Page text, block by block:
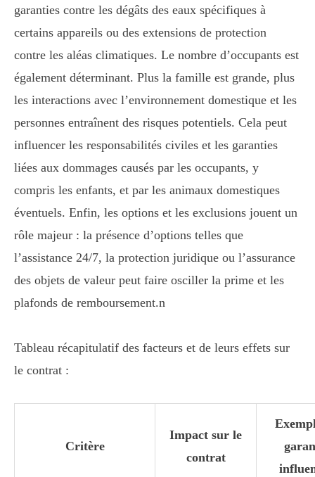
garanties contre les dégâts des eaux spécifiques à
certains appareils ou des extensions de protection
contre les aléas climatiques. Le nombre d’occupants est
également déterminant. Plus la famille est grande, plus
les interactions avec l’environnement domestique et les
personnes entraînent des risques potentiels. Cela peut
influencer les responsabilités civiles et les garanties
liées aux dommages causés par les occupants, y
compris les enfants, et par les animaux domestiques
éventuels. Enfin, les options et les exclusions jouent un
rôle majeur : la présence d’options telles que
l’assistance 24/7, la protection juridique ou l’assurance
des objets de valeur peut faire osciller la prime et les
plafonds de remboursement.n
Tableau récapitulatif des facteurs et de leurs effets sur
le contrat :
Critère
Impact sur le
contrat